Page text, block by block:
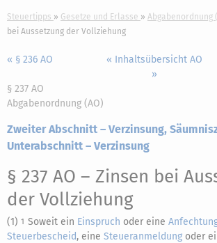
Steuertipps Gesetze und Erlasse Abgabenordnung
bei Aussetzung der Vollziehung
« § 236 AO
« Inhaltsübersicht AO
»
§ 237 AO
Abgabenordnung (AO)
Zweiter Abschnitt – Verzinsung,
Unterabschnitt – Verzinsung
§ 237 AO – Zinsen bei
der Vollziehung
(1) 1 Soweit ein Einspruch oder eine
Steuerbescheid, eine Steueranmeldung oder